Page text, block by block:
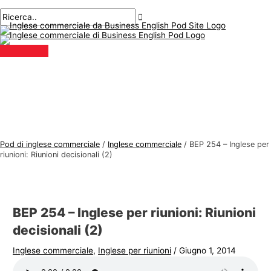
al
contenuto
principale
Pod di inglese commerciale / Inglese commerciale / BEP 254 – Inglese per
riunioni: Riunioni decisionali (2)
BEP 254 – Inglese per riunioni: Riunioni
decisionali (2)
Inglese commerciale, Inglese per riunioni /Giugno 1, 2014
navigazione
qui..
mail*
A
r
g
o
d
g
l
e
C
e
r
c